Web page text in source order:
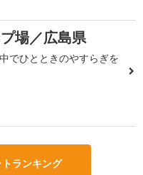
場／広島県
でひとときのやすらぎを
ランキング